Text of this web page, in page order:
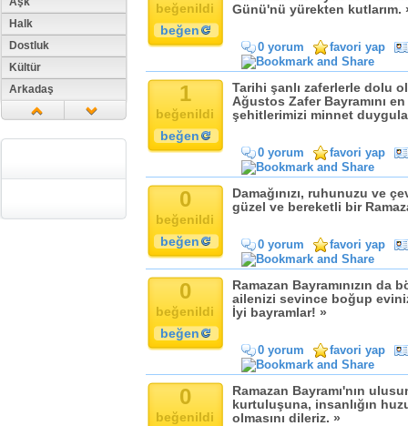
Halk
Dostluk
Kültür
Arkadaş
Din
Zaman
beğenildi
beğen
Günü'nü yürekten kutlarım.
0 yorum favori yap
1
beğenildi
beğen
Tarihi şanlı zaferlerle dolu
Ağustos Zafer Bayramını
şehitlerimizi minnet
0 yorum favori yap
0
beğenildi
beğen
Damağınızı, ruhunuzu ve
güzel ve bereketli bir
0 yorum favori yap
0
beğenildi
beğen
Ramazan Bayramınızın
ailenizi sevince boğup
İyi bayramlar! »
0 yorum favori yap
0
beğenildi
Ramazan Bayramı'nın
kurtuluşuna, insanlığın
olmasını dileriz. »